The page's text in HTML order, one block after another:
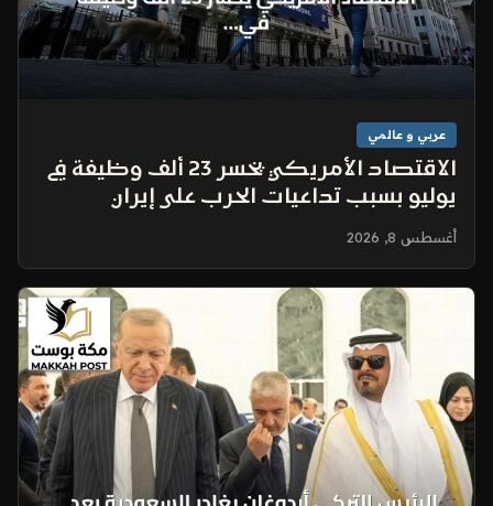
عربي و عالمي
الاقتصاد الأمريكي يخسر 23 ألف وظيفة في
يوليو بسبب تداعيات الحرب على إيران
أغسطس 8, 2026